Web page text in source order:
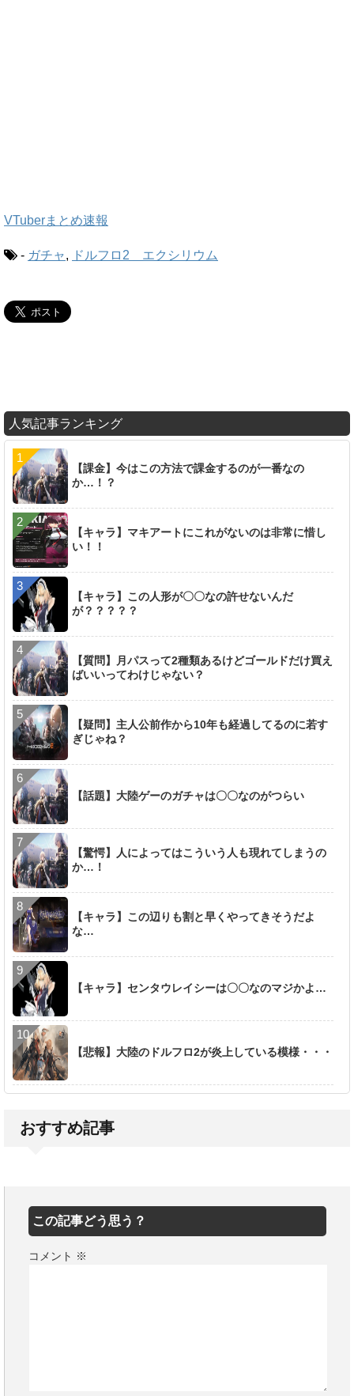
VTuberまとめ速報
- ガチャ, ドルフロ2 エクシリウム
人気記事ランキング
【課金】今はこの方法で課金するのが一番なの
か…！？
【キャラ】マキアートにこれがないのは非常に惜し
い！！
【キャラ】この人形が〇〇なの許せないんだ
が？？？？？
【質問】月パスって2種類あるけどゴールドだけ買え
ばいいってわけじゃない？
【疑問】主人公前作から10年も経過してるのに若す
ぎじゃね？
【話題】大陸ゲーのガチャは〇〇なのがつらい
【驚愕】人によってはこういう人も現れてしまうの
か…！
【キャラ】この辺りも割と早くやってきそうだよ
な…
【キャラ】センタウレイシーは〇〇なのマジかよ…
【悲報】大陸のドルフロ2が炎上している模様・・・
おすすめ記事
この記事どう思う？
コメント ※